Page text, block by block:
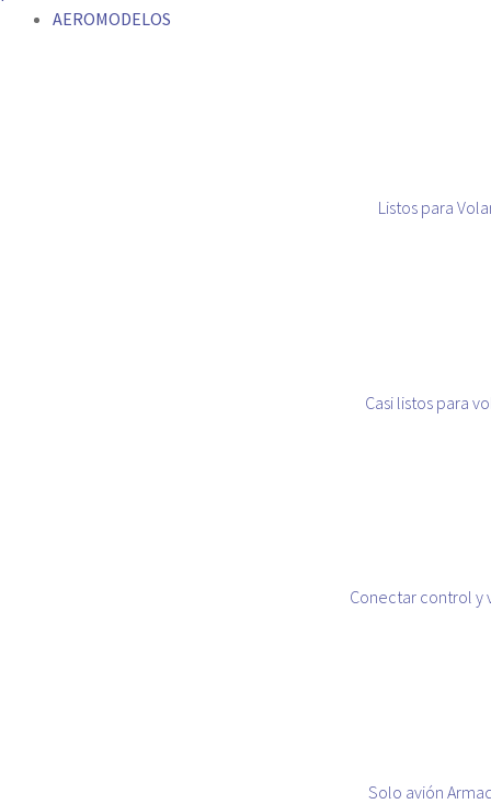
AEROMODELOS
Listos para
Casi listos para
Conectar control y
Solo avión